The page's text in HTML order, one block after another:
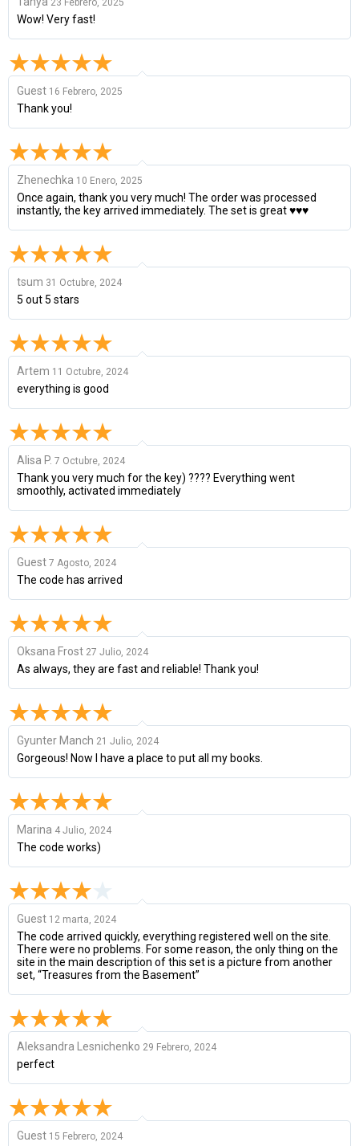
23 Febrero, 2025
Wow! Very fast!
Guest 16 Febrero, 2025
Thank you!
Zhenechka 10 Enero, 2025
Once again, thank you very much! The order was processed
instantly, the key arrived immediately. The set is great ♥♥♥
tsum 31 Octubre, 2024
5 out 5 stars
Artem 11 Octubre, 2024
everything is good
Alisa P. 7 Octubre, 2024
Thank you very much for the key) ???? Everything went
smoothly, activated immediately
Guest 7 Agosto, 2024
The code has arrived
Oksana Frost 27 Julio, 2024
As always, they are fast and reliable! Thank you!
Gyunter Manch 21 Julio, 2024
Gorgeous! Now I have a place to put all my books.
Marina 4 Julio, 2024
The code works)
Guest 12 marta, 2024
The code arrived quickly, everything registered well on the site.
There were no problems. For some reason, the only thing on the
site in the main description of this set is a picture from another
set, “Treasures from the Basement”
Aleksandra Lesnichenko 29 Febrero, 2024
perfect
Guest 15 Febrero, 2024